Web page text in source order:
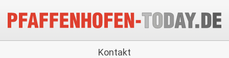
Kontakt